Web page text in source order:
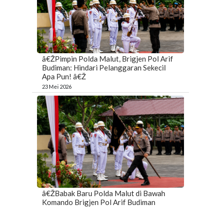
â€ŽPimpin Polda Malut, Brigjen Pol Arif
Budiman: Hindari Pelanggaran Sekecil
Apa Pun! â€Ž
23 Mei 2026
â€ŽBabak Baru Polda Malut di Bawah
Komando Brigjen Pol Arif Budiman